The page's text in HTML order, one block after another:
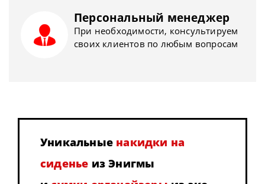
Персональный менеджер
При необходимости, консультируем
своих клиентов по любым вопросам
Уникальные накидки на
сиденье из Энигмы